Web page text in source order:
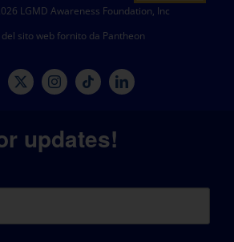
LGMD Awareness Foundation, Inc
sito web fornito da Pantheon
updates!